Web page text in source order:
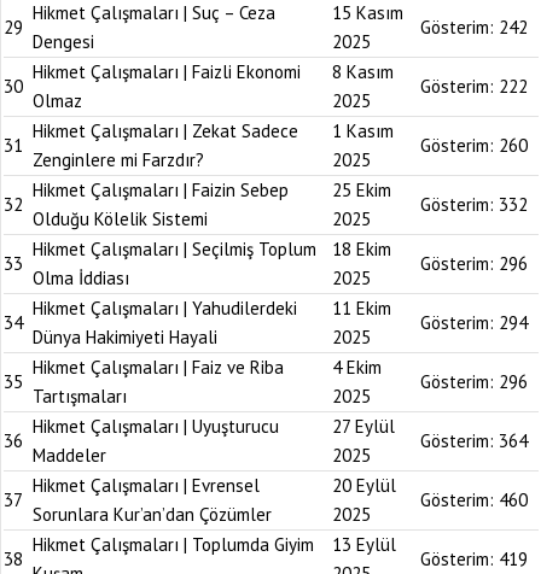
29
Hikmet Çalışmaları | Suç – Ceza
Dengesi
15 Kasım
2025
Gösterim: 242
30
Hikmet Çalışmaları | Faizli Ekonomi
Olmaz
8 Kasım
2025
Gösterim: 222
31
Hikmet Çalışmaları | Zekat Sadece
Zenginlere mi Farzdır?
1 Kasım
2025
Gösterim: 260
32
Hikmet Çalışmaları | Faizin Sebep
Olduğu Kölelik Sistemi
25 Ekim
2025
Gösterim: 332
33
Hikmet Çalışmaları | Seçilmiş Toplum
Olma İddiası
18 Ekim
2025
Gösterim: 296
34
Hikmet Çalışmaları | Yahudilerdeki
Dünya Hakimiyeti Hayali
11 Ekim
2025
Gösterim: 294
35
Hikmet Çalışmaları | Faiz ve Riba
Tartışmaları
4 Ekim
2025
Gösterim: 296
36
Hikmet Çalışmaları | Uyuşturucu
Maddeler
27 Eylül
2025
Gösterim: 364
37
Hikmet Çalışmaları | Evrensel
Sorunlara Kur’an’dan Çözümler
20 Eylül
2025
Gösterim: 460
38
Hikmet Çalışmaları | Toplumda Giyim
13 Eylül
Gösterim: 419